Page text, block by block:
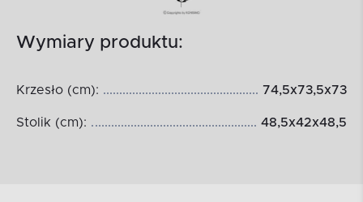
Wymiary produktu:
Krzesło (cm): 74,5x73,5x73
Stolik (cm): 48,5x42x48,5